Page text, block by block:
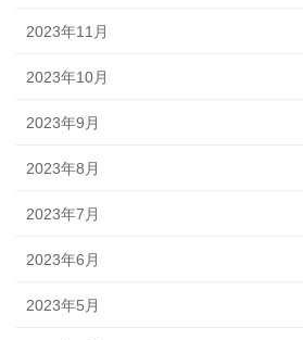
2023年11月
2023年10月
2023年9月
2023年8月
2023年7月
2023年6月
2023年5月